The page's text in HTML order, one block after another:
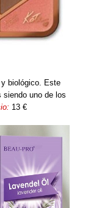
biológico. Este
siendo uno de los
13 €